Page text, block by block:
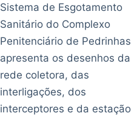
Sistema de Esgotamento
Sanitário do Complexo
Penitenciário de Pedrinhas
apresenta os desenhos da
rede coletora, das
interligações, dos
interceptores e da estação